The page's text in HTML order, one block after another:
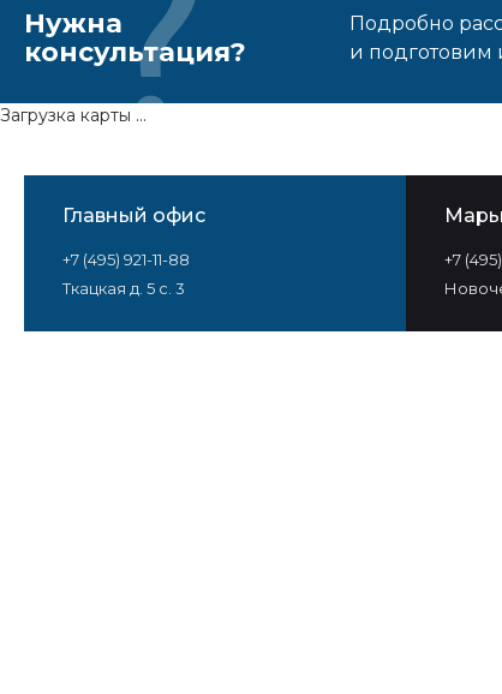
Нужна
консультация?
Подробно
и
Главный офис
+7 (495) 921-11-88
Ткацкая д. 5 с. 3
+7
Загрузка карты ...